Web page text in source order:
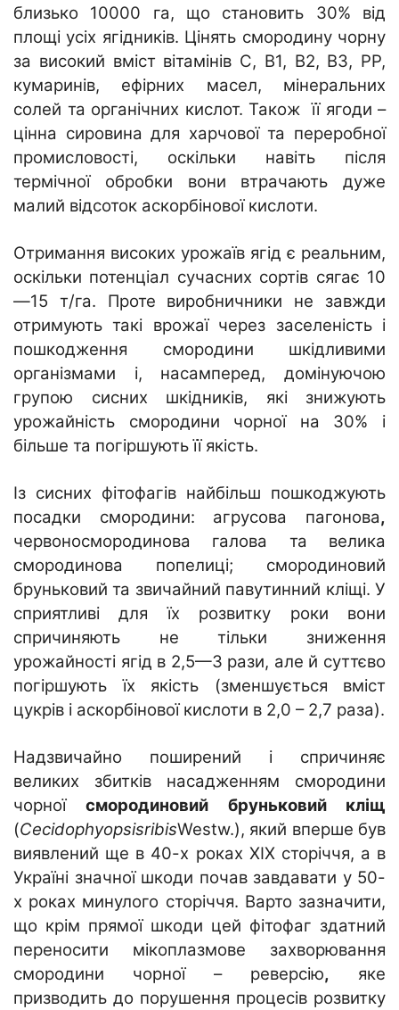
близько 10000 га, що становить 30% від
площі усіх ягідників. Цінять смородину чорну
за високий вміст вітамінів С, В1, В2, В3, РР,
кумаринів, ефірних масел, мінеральних
солей та органічних кислот. Також її ягоди –
цінна сировина для харчової та переробної
промисловості, оскільки навіть після
термічної обробки вони втрачають дуже
малий відсоток аскорбінової кислоти.
Отримання високих урожаїв ягід є реальним,
оскільки потенціал сучасних сортів сягає 10
—15 т/га. Проте виробничники не завжди
отримують такі врожаї через заселеність і
пошкодження смородини шкідливими
організмами і, насамперед, домінуючою
групою сисних шкідників, які знижують
урожайність смородини чорної на 30% і
більше та погіршують її якість.
Із сисних фітофагів найбільш пошкоджують
посадки смородини: агрусова пагонова,
червоносмородинова галова та велика
смородинова попелиці; смородиновий
бруньковий та звичайний павутинний кліщі. У
сприятливі для їх розвитку роки вони
спричиняють не тільки зниження
урожайності ягід в 2,5—3 рази, але й суттєво
погіршують їх якість (зменшується вміст
цукрів і аскорбінової кислоти в 2,0 – 2,7 раза).
Надзвичайно поширений і спричиняє
великих збитків насадженням смородини
чорноїсмородиновий бруньковий кліщ
(CecidophyopsisribisWestw.), який вперше був
виявлений ще в 40-х роках XIX сторіччя, а в
Україні значної шкоди почав завдавати у 50-
х роках минулого сторіччя. Варто зазначити,
що крім прямої шкоди цей фітофаг здатний
переносити мікоплазмове захворювання
смородини чорної – реверсію, яке
призводить до порушення процесів розвитку